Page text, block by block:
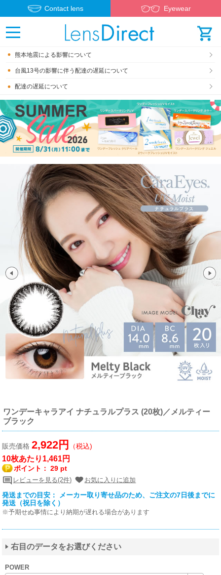
Contact lens Eyewear
熊本地震による影響について
台風13号の影響に伴う配達の遅延について
配達の遅延について
ワンデーキャラアイ ナチュラルプラス (20枚)／メルティー
ブラック
販売価格2,922円 （税込)
10枚あたり1,461円
ポイント：29 pt
レビューを見る(2件) お気に入りに追加
発送までの目安： メーカー取り寄せ品のため、ご注文の7日後までに
発送（祝日を除く）
※予期せぬ事情により納期が遅れる場合があります
右目のデータをお選びください
POWER